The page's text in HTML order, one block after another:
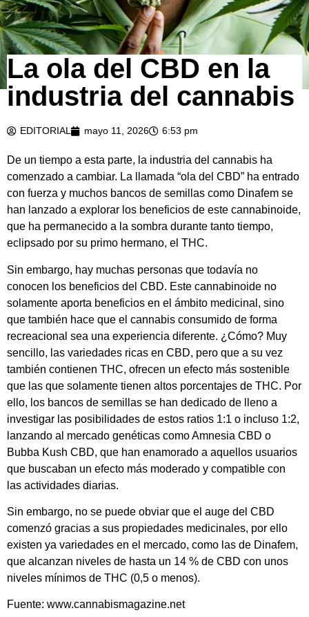
La ola del CBD en la
industria del cannabis
EDITORIAL mayo 11, 2026 6:53 pm
De un tiempo a esta parte, la industria del cannabis ha
comenzado a cambiar. La llamada “ola del CBD” ha entrado
con fuerza y muchos bancos de semillas como Dinafem se
han lanzado a explorar los beneficios de este cannabinoide,
que ha permanecido a la sombra durante tanto tiempo,
eclipsado por su primo hermano, el THC.
Sin embargo, hay muchas personas que todavía no
conocen los beneficios del CBD. Este cannabinoide no
solamente aporta beneficios en el ámbito medicinal, sino
que también hace que el cannabis consumido de forma
recreacional sea una experiencia diferente. ¿Cómo? Muy
sencillo, las variedades ricas en CBD, pero que a su vez
también contienen THC, ofrecen un efecto más sostenible
que las que solamente tienen altos porcentajes de THC. Por
ello, los bancos de semillas se han dedicado de lleno a
investigar las posibilidades de estos ratios 1:1 o incluso 1:2,
lanzando al mercado genéticas como Amnesia CBD o
Bubba Kush CBD, que han enamorado a aquellos usuarios
que buscaban un efecto más moderado y compatible con
las actividades diarias.
Sin embargo, no se puede obviar que el auge del CBD
comenzó gracias a sus propiedades medicinales, por ello
existen ya variedades en el mercado, como las de Dinafem,
que alcanzan niveles de hasta un 14 % de CBD con unos
niveles mínimos de THC (0,5 o menos).
Fuente: www.cannabismagazine.net